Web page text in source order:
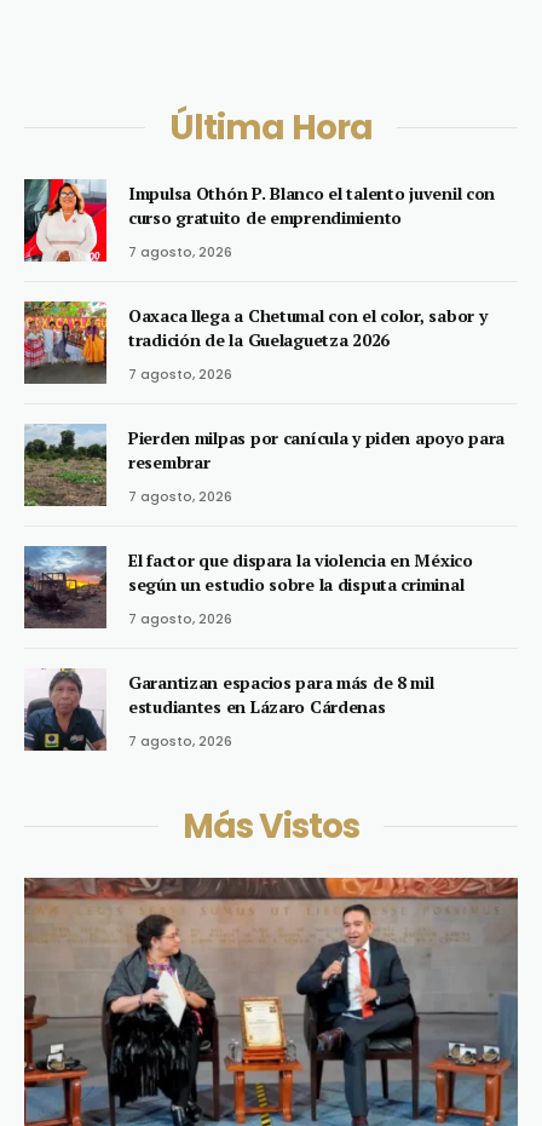
Última Hora
Impulsa Othón P. Blanco el talento juvenil con
curso gratuito de emprendimiento
7 agosto, 2026
Oaxaca llega a Chetumal con el color, sabor y
tradición de la Guelaguetza 2026
7 agosto, 2026
Pierden milpas por canícula y piden apoyo para
resembrar
7 agosto, 2026
El factor que dispara la violencia en México
según un estudio sobre la disputa criminal
7 agosto, 2026
Garantizan espacios para más de 8 mil
estudiantes en Lázaro Cárdenas
7 agosto, 2026
Más Vistos